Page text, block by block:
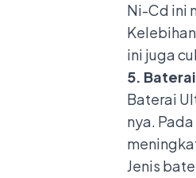
Ni-Cd ini
ini juga
5.
Baterai
nya.
Jenis